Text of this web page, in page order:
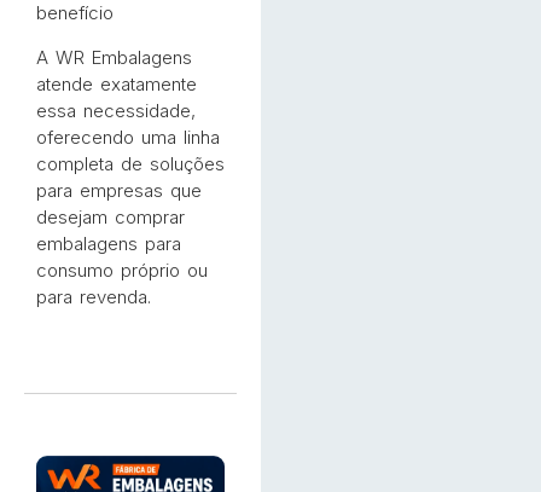
benefício
A WR Embalagens
atende exatamente
essa necessidade,
oferecendo uma linha
completa de soluções
para empresas que
desejam comprar
embalagens para
consumo próprio ou
para revenda.